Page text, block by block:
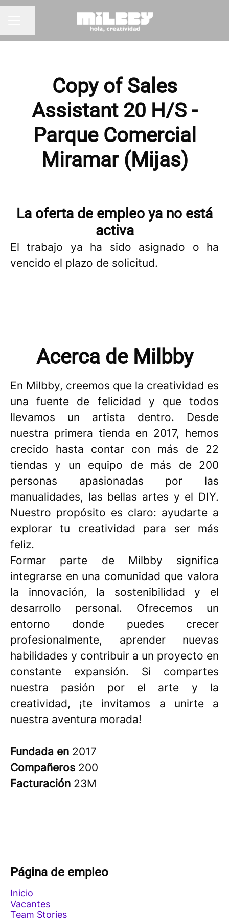
Compartir página
Copy of Sales
Assistant 20 H/S -
Parque Comercial
Miramar (Mijas)
La oferta de empleo ya no está
activa
El trabajo ya ha sido asignado o ha
vencido el plazo de solicitud.
Acerca de Milbby
En Milbby, creemos que la creatividad es
una fuente de felicidad y que todos
llevamos un artista dentro. Desde
nuestra primera tienda en 2017, hemos
crecido hasta contar con más de 22
tiendas y un equipo de más de 200
personas apasionadas por las
manualidades, las bellas artes y el DIY.
Nuestro propósito es claro: ayudarte a
explorar tu creatividad para ser más
feliz. ​
Formar parte de Milbby significa
integrarse en una comunidad que valora
la innovación, la sostenibilidad y el
desarrollo personal. Ofrecemos un
entorno donde puedes crecer
profesionalmente, aprender nuevas
habilidades y contribuir a un proyecto en
constante expansión. Si compartes
nuestra pasión por el arte y la
creatividad, ¡te invitamos a unirte a
nuestra aventura morada!
Fundada en 2017
Compañeros 200
Facturación 23M
Página de empleo
Inicio
Vacantes
Team Stories